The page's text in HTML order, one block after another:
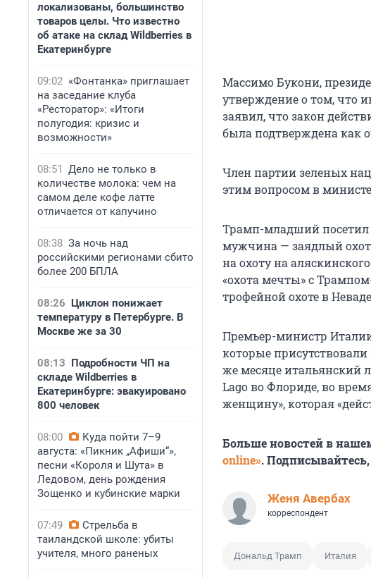
локализованы, большинство
товаров целы. Что известно
об атаке на склад Wildberries в
Екатеринбурге
09:02 «Фонтанка» приглашает
на заседание клуба
«Ресторатор»: «Итоги
полугодия: кризис и
возможности»
08:51 Дело не только в
количестве молока: чем на
самом деле кофе латте
отличается от капучино
08:38 За ночь над
российскими регионами сбито
более 200 БПЛА
08:26 Циклон понижает
температуру в Петербурге. В
Москве же за 30
08:13 Подробности ЧП на
складе Wildberries в
Екатеринбурге: эвакуировано
800 человек
08:00
Куда пойти 7–9
августа: «Пикник „Афиши“»,
песни «Короля и Шута» в
Ледовом, день рождения
Зощенко и кубинские марки
07:49
Стрельба в
таиландской школе: убиты
учителя, много раненых
Массимо Букони,
утверждение о том, что
заявил, что закон
была подтверждена как
Член партии зеленых
этим вопросом в
Трамп-младший посетил
мужчина — заядлый
на охоту на
«охота мечты» с
трофейной охоте в
Премьер-министр
которые
же месяце итальянский
Lago во Флориде, во
женщину», которая
Больше новостей в
online».
Женя Авербах
корреспондент
Дональд Трамп Италия